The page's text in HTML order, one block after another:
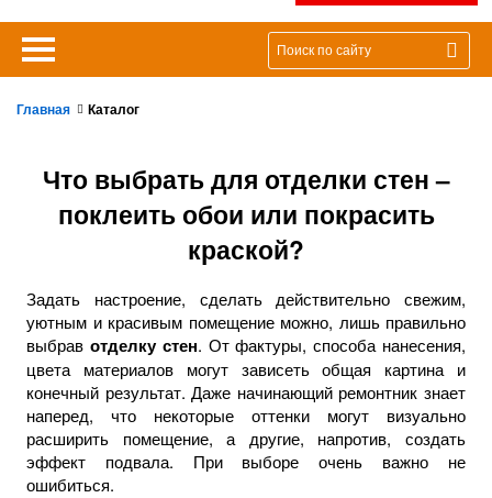
Главная Каталог
Что выбрать для отделки стен –
поклеить обои или покрасить
краской?
Задать настроение, сделать действительно свежим,
уютным и красивым помещение можно, лишь правильно
выбрав отделку стен. От фактуры, способа нанесения,
цвета материалов могут зависеть общая картина и
конечный результат. Даже начинающий ремонтник знает
наперед, что некоторые оттенки могут визуально
расширить помещение, а другие, напротив, создать
эффект подвала. При выборе очень важно не
ошибиться.